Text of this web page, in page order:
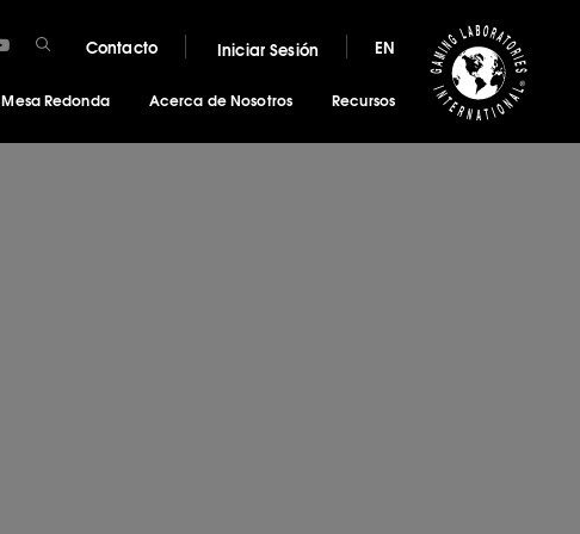
Contacto Iniciar Sesión EN
Mesa Redonda Acerca de Nosotros Recursos